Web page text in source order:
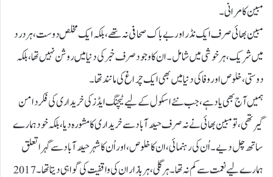
مبین کامرانی۔
مبین بھائی صرف ایک نڈر اور بے باک صحافی نہ تھے، بلکہ ایک مخلص دوست، ہر درد
میں شریک، ہر خوشی میں شامل۔ ان کا وجود صرف خبر کی دنیا میں روشن نہیں تھا، بلکہ
دوستی، خلوص اور وفا کی دنیا میں بھی ایک چراغ کی مانند تھا۔
ہمیں آج بھی یاد ہے، جب نئے اسکول کے لیے ٹیچنگ ایڈز کی خریداری کی فکر دامن
گیر تھی، تو مبین بھائی نے نہ صرف حیدرآباد سے خریداری کا مشورہ دیا، بلکہ خود ہمارے
ساتھ چل دیے۔ اُن کی رہنمائی، ان کا خلوص، اور اُن کا شہر حیدرآباد سے گہرا تعلق
ہمارے لیے نعمت سے کم نہ تھا۔ ہر گلی، ہر بازار ان کی واقفیت کی گواہی دیتا تھا۔ 2017